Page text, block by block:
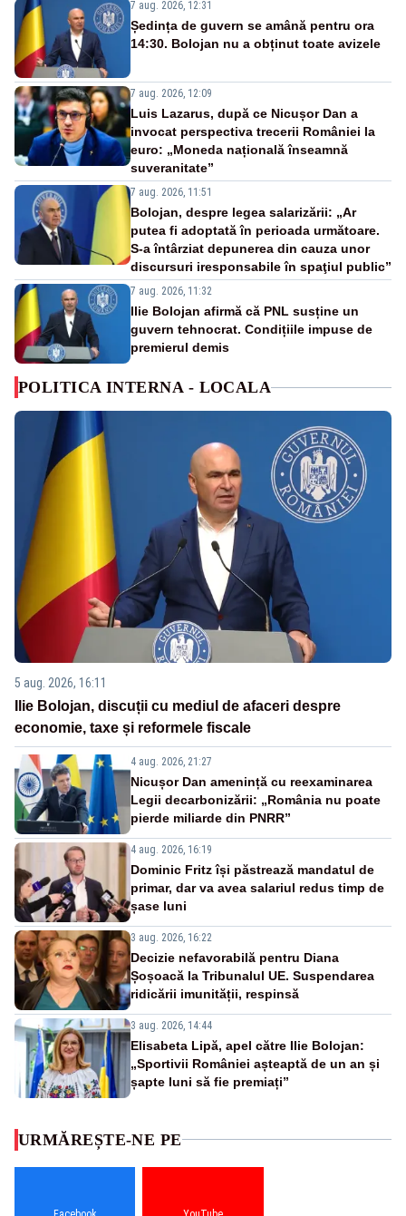
7 aug. 2026, 12:31
Ședința de guvern se amână pentru ora
14:30. Bolojan nu a obținut toate avizele
7 aug. 2026, 12:09
Luis Lazarus, după ce Nicușor Dan a
invocat perspectiva trecerii României la
euro: „Moneda națională înseamnă
suveranitate”
7 aug. 2026, 11:51
Bolojan, despre legea salarizării: „Ar
putea fi adoptată în perioada următoare.
S-a întârziat depunerea din cauza unor
discursuri iresponsabile în spaţiul public”
7 aug. 2026, 11:32
Ilie Bolojan afirmă că PNL susține un
guvern tehnocrat. Condițiile impuse de
premierul demis
POLITICA INTERNA - LOCALA
5 aug. 2026, 16:11
Ilie Bolojan, discuții cu mediul de afaceri despre
economie, taxe și reformele fiscale
4 aug. 2026, 21:27
Nicușor Dan amenință cu reexaminarea
Legii decarbonizării: „România nu poate
pierde miliarde din PNRR”
4 aug. 2026, 16:19
Dominic Fritz își păstrează mandatul de
primar, dar va avea salariul redus timp de
șase luni
3 aug. 2026, 16:22
Decizie nefavorabilă pentru Diana
Șoșoacă la Tribunalul UE. Suspendarea
ridicării imunității, respinsă
3 aug. 2026, 14:44
Elisabeta Lipă, apel către Ilie Bolojan:
„Sportivii României așteaptă de un an și
șapte luni să fie premiați”
URMĂREȘTE-NE PE